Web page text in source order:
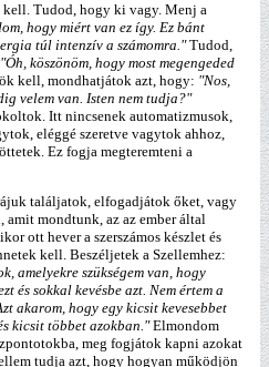
Tudod, hogy ki vagy. Menj a
hogy miért van ez így. Ez bánt
túl intenzív a számomra."Tudod,
"Óh, köszönöm, hogy most megengeded
kell, mondhatjátok azt, hogy: "Nos,
velem van. Isten nem tudja?"
Itt nincsenek automatizmusok,
eléggé szeretve vagytok ahhoz,
Ez fogja megteremteni a
találjatok, elfogadjátok őket, vagy
mondtunk, az az ember által
ott hever a szerszámos készlet és
kell. Beszéljetek a Szellemhez:
amelyekre szükségem van, hogy
és sokkal kevésbe azt. Nem értem a
akarom, hogy egy kicsit kevesebbet
kicsit többet azokban."Elmondom
meg fogjátok kapni azokat
tudja azt, hogy hogyan működjön